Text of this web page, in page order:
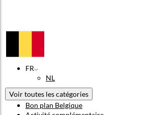
FR
NL
Voir toutes les catégories
Bon plan Belgique